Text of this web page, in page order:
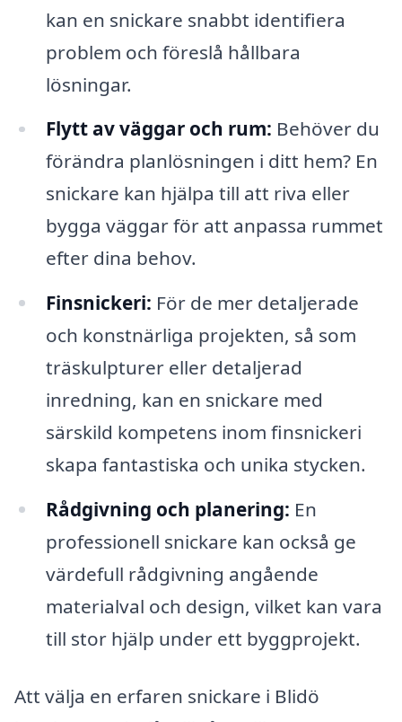
kan en snickare snabbt identifiera
problem och föreslå hållbara
lösningar.
Flytt av väggar och rum: Behöver du
förändra planlösningen i ditt hem? En
snickare kan hjälpa till att riva eller
bygga väggar för att anpassa rummet
efter dina behov.
Finsnickeri: För de mer detaljerade
och konstnärliga projekten, så som
träskulpturer eller detaljerad
inredning, kan en snickare med
särskild kompetens inom finsnickeri
skapa fantastiska och unika stycken.
Rådgivning och planering: En
professionell snickare kan också ge
värdefull rådgivning angående
materialval och design, vilket kan vara
till stor hjälp under ett byggprojekt.
Att välja en erfaren snickare i Blidö